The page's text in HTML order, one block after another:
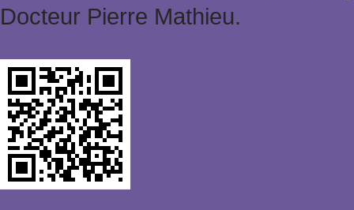
Docteur Pierre Mathieu.